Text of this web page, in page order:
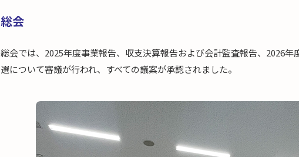
総会
総会では、2025年度事業報告、収支決算報告および会計監査報告、2026
選について審議が行われ、すべての議案が承認されました。